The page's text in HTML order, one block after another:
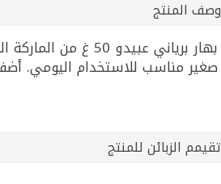
وصف المنتج
بهار برياني
صغير مناسب للاستخدام اليومي.
تقيمم الزبائن للمنتج